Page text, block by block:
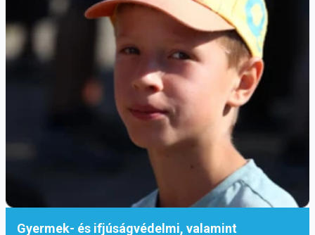
miről vagy kiről kell tanúságot tenni.
Azért, mert pontosan erről kell tanúskodni,
annak a lehetőségéről, hogy ne engedjünk a
félelemnek, és mindig újrakezdjünk.
Végül megmaradnak azok, akik állhatatosak (Lk
21,19), vagyis azok, akik nem menekülnek el az
élet bonyolultsága, próbatételei és drámái
elől, hanem mindenben meglátják azt a
lehetőséget, hogy kitartásukkal megmenthetik
saját életüket.
Gyermek- és ifjúságvédelmi, valamint